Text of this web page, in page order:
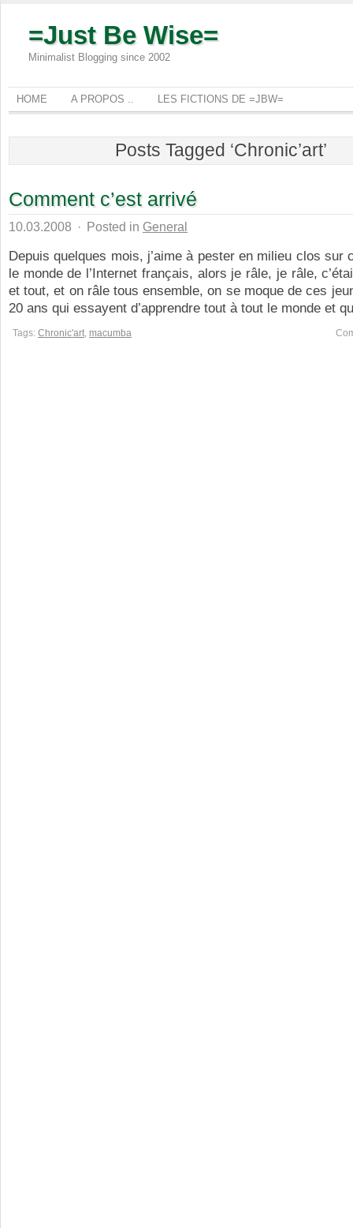
=Just Be Wise=
Minimalist Blogging since 2002
HOME A PROPOS .. LES FICTIONS DE =JBW=
Posts Tagged ‘Chronic’art’
Comment c’est arrivé
10.03.2008 · Posted in General
Depuis quelques mois, j’aime à pester en milieu clos sur
le monde de l’Internet français, alors je râle, je râle,
et tout, et on râle tous ensemble, on se moque de ces
20 ans qui essayent d’apprendre tout à tout le monde et
Tags: Chronic'art, macumba